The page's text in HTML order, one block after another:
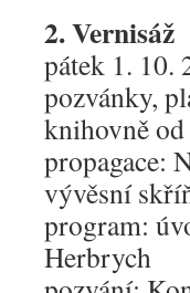
2. Vernisáž
pátek 1. 10.
pozvánky,
knihovně
propagace:
vývěsní
program:
Herbrych